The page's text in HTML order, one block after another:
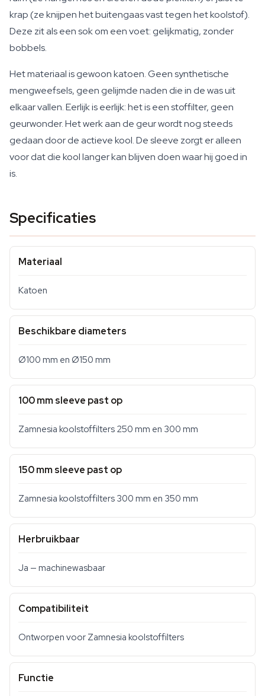
krap (ze knijpen het buitengaas vast tegen het koolstof).
Deze zit als een sok om een voet: gelijkmatig, zonder
bobbels.
Het materiaal is gewoon katoen. Geen synthetische
mengweefsels, geen gelijmde naden die in de was uit
elkaar vallen. Eerlijk is eerlijk: het is een stoffilter, geen
geurwonder. Het werk aan de geur wordt nog steeds
gedaan door de actieve kool. De sleeve zorgt er alleen
voor dat die kool langer kan blijven doen waar hij goed in
is.
Specificaties
Materiaal
Katoen
Beschikbare diameters
Ø100 mm en Ø150 mm
100 mm sleeve past op
Zamnesia koolstoffilters 250 mm en 300 mm
150 mm sleeve past op
Zamnesia koolstoffilters 300 mm en 350 mm
Herbruikbaar
Ja — machinewasbaar
Compatibiliteit
Ontworpen voor Zamnesia koolstoffilters
Functie